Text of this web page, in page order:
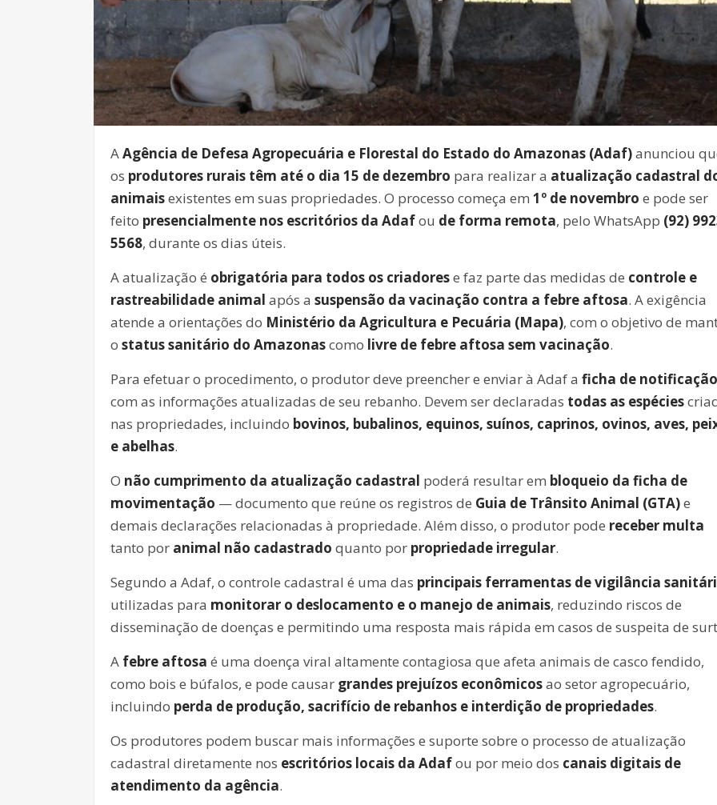
AAgência de Defesa Agropecuária e Florestal do Estado do Amazonas (Adaf)anunciou
os produtores rurais têm até o dia 15 de dezembro para realizar a atualização cadastral
animaisexistentes em suas propriedades. O processo começa em 1º de novembro e pode ser
feito presencialmente nos escritórios da Adafou de forma remota, pelo WhatsApp (92)
5568, durante os dias úteis.
A atualização é obrigatória para todos os criadorese faz parte das medidas de controle e
rastreabilidade animal após a suspensão da vacinação contra a febre aftosa. A exigência
atende a orientações do Ministério da Agricultura e Pecuária (Mapa), com o objetivo de
o status sanitário do Amazonascomo livre de febre aftosa sem vacinação.
Para efetuar o procedimento, o produtor deve preencher e enviar à Adaf a ficha de notificação
com as informações atualizadas de seu rebanho. Devem ser declaradas todas as espécies
nas propriedades, incluindo bovinos, bubalinos, equinos, suínos, caprinos, ovinos, aves,
e abelhas.
O não cumprimento da atualização cadastral poderá resultar em bloqueio da ficha de
movimentação — documento que reúne os registros de Guia de Trânsito Animal (GTA)e
demais declarações relacionadas à propriedade. Além disso, o produtor pode receber multa
tanto por animal não cadastrado quanto por propriedade irregular.
Segundo a Adaf, o controle cadastral é uma das principais ferramentas de vigilância
utilizadas para monitorar o deslocamento e o manejo de animais, reduzindo riscos de
disseminação de doenças e permitindo uma resposta mais rápida em casos de suspeita de
A febre aftosa é uma doença viral altamente contagiosa que afeta animais de casco fendido,
como bois e búfalos, e pode causar grandes prejuízos econômicosao setor agropecuário,
incluindo perda de produção, sacrifício de rebanhos e interdição de propriedades.
Os produtores podem buscar mais informações e suporte sobre o processo de atualização
cadastral diretamente nos escritórios locais da Adafou por meio dos canais digitais de
atendimento da agência.